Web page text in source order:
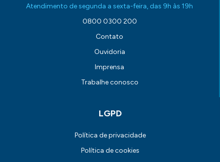
Atendimento de segunda a sexta-feira, das 9h às 19h
0800 0300 200
Contato
Ouvidoria
Imprensa
Trabalhe conosco
LGPD
Política de privacidade
Política de cookies